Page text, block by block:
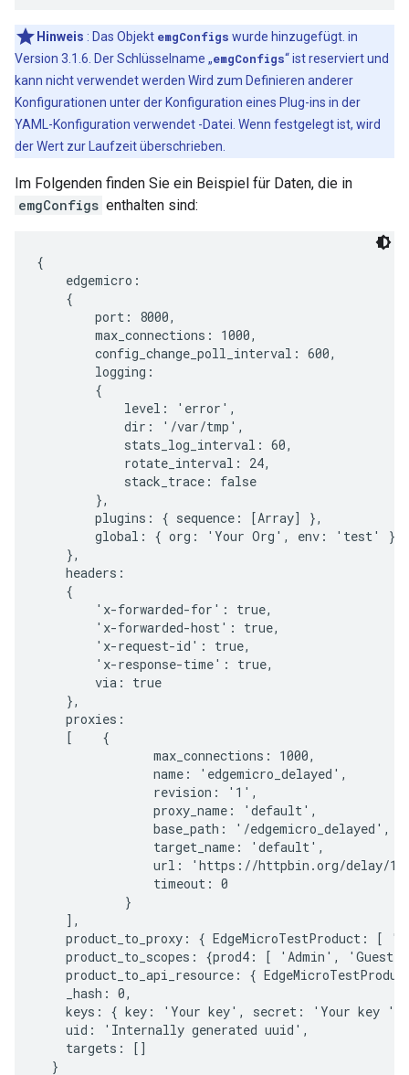
Hinweis : Das Objekt emgConfigs wurde hinzugefügt. in
Version 3.1.6. Der Schlüsselname „emgConfigs“ ist reserviert und
kann nicht verwendet werden Wird zum Definieren anderer
Konfigurationen unter der Konfiguration eines Plug-ins in der
YAML-Konfiguration verwendet -Datei. Wenn festgelegt ist, wird
der Wert zur Laufzeit überschrieben.
Im Folgenden finden Sie ein Beispiel für Daten, die in
emgConfigs enthalten sind:
{
    edgemicro:
    {
        port: 8000,
        max_connections: 1000,
        config_change_poll_interval: 600,
        logging:
        {
            level: 'error',
            dir: '/var/tmp',
            stats_log_interval: 60,
            rotate_interval: 24,
            stack_trace: false
        },
        plugins: { sequence: [Array] },
        global: { org: 'Your Org', env: 'test' }
    },
    headers:
    {
        'x-forwarded-for': true,
        'x-forwarded-host': true,
        'x-request-id': true,
        'x-response-time': true,
        via: true
    },
    proxies:
    [    {
                max_connections: 1000,
                name: 'edgemicro_delayed',
                revision: '1',
                proxy_name: 'default',
                base_path: '/edgemicro_delayed',
                target_name: 'default',
url: 'https://httpbin.org/delay/
                timeout: 0
            }
    ],
product_to_proxy: { EdgeMicroTestProduct: [
product_to_scopes: {prod4: [ 'Admin',
product_to_api_resource: {
    _hash: 0,
keys: { key: 'Your key', secret: 'Your key '
    uid: 'Internally generated uuid',
    targets: []